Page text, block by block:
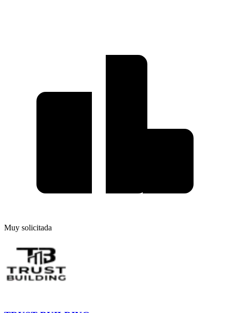
Muy solicitada